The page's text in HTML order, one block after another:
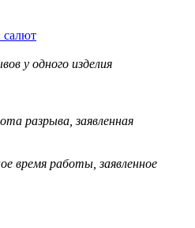
салют
у одного изделия
разрыва, заявленная
время работы, заявленное